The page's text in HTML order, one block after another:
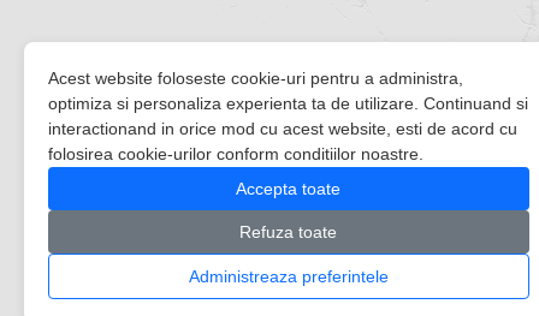
Acest website foloseste cookie-uri pentru a administra,
optimiza si personaliza experienta ta de utilizare. Continuand si
interactionand in orice mod cu acest website, esti de acord cu
folosirea cookie-urilor conform conditiilor noastre.
Accepta toate
Refuza toate
Administreaza preferintele